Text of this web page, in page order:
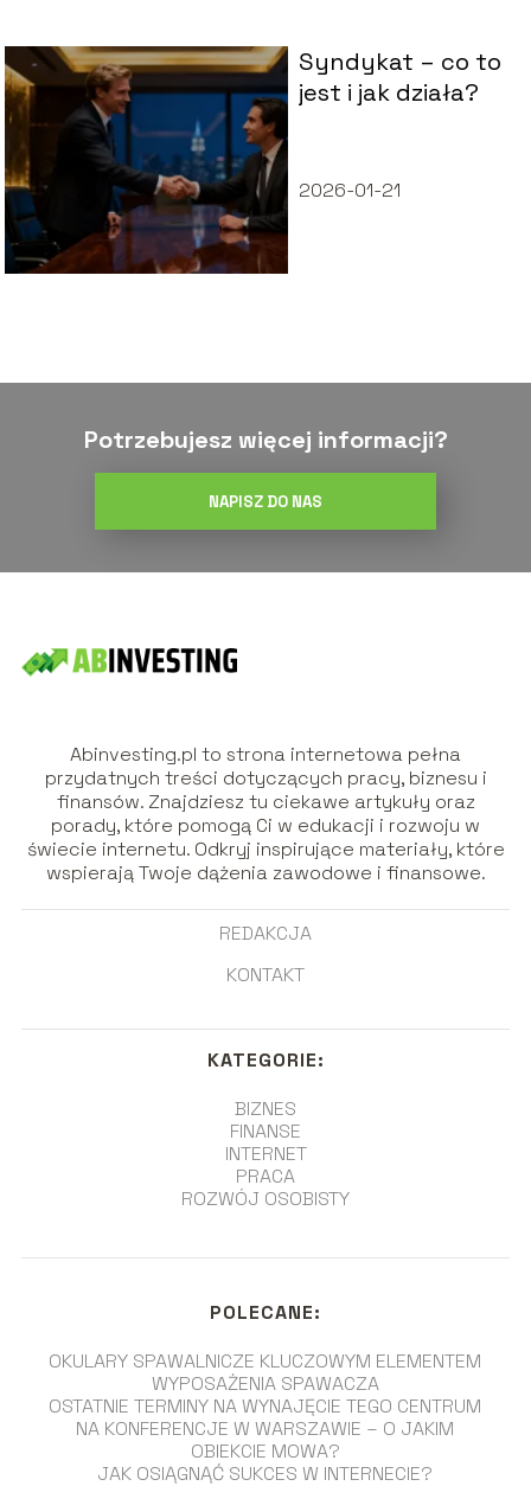
Syndykat – co to
jest i jak działa?
2026-01-21
Potrzebujesz więcej informacji?
NAPISZ DO NAS
Abinvesting.pl to strona internetowa pełna
przydatnych treści dotyczących pracy, biznesu i
finansów. Znajdziesz tu ciekawe artykuły oraz
porady, które pomogą Ci w edukacji i rozwoju w
świecie internetu. Odkryj inspirujące materiały, które
wspierają Twoje dążenia zawodowe i finansowe.
REDAKCJA
KONTAKT
KATEGORIE:
BIZNES
FINANSE
INTERNET
PRACA
ROZWÓJ OSOBISTY
POLECANE:
OKULARY SPAWALNICZE KLUCZOWYM ELEMENTEM
WYPOSAŻENIA SPAWACZA
OSTATNIE TERMINY NA WYNAJĘCIE TEGO CENTRUM
NA KONFERENCJE W WARSZAWIE – O JAKIM
OBIEKCIE MOWA?
JAK OSIĄGNĄĆ SUKCES W INTERNECIE?